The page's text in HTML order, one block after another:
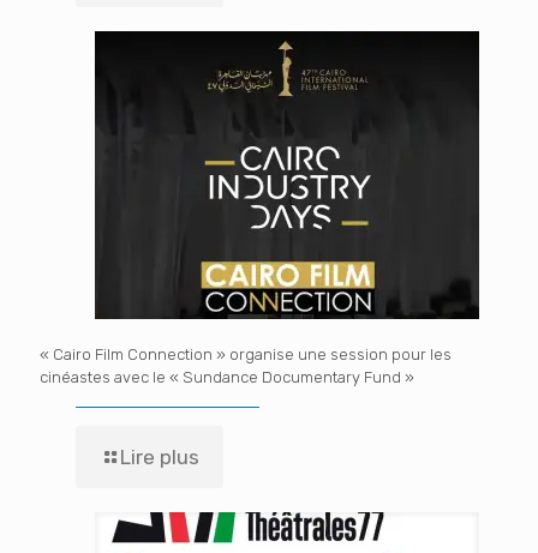
« Cairo Film Connection » organise une session pour les
cinéastes avec le « Sundance Documentary Fund »
Lire plus